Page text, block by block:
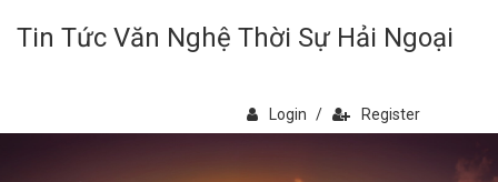
Tin Tức Văn Nghệ Thời Sự Hải Ngoại
Login / Register